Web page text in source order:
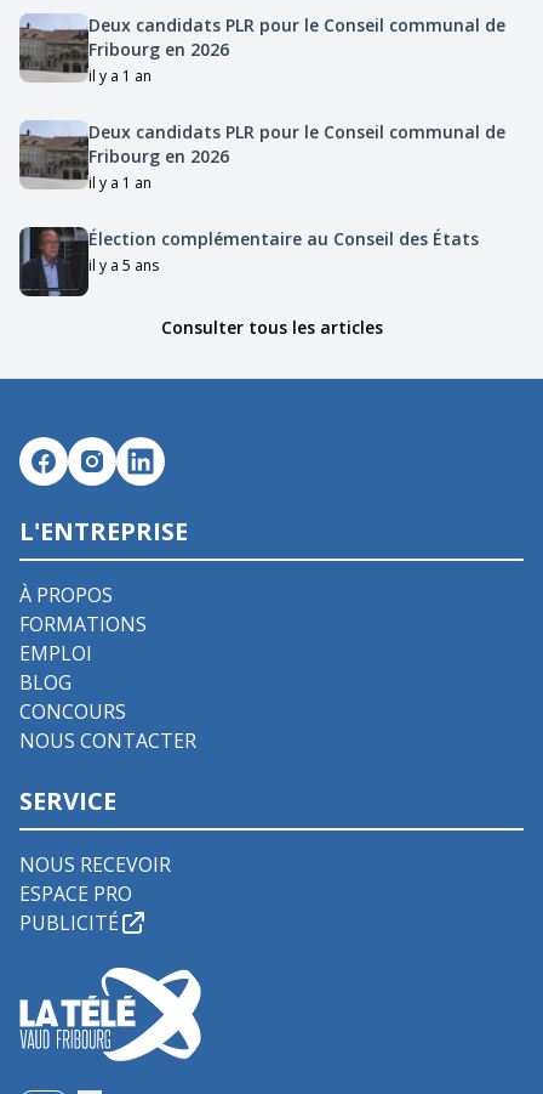
Deux candidats PLR pour le Conseil communal de
Fribourg en 2026
il y a 1 an
Deux candidats PLR pour le Conseil communal de
Fribourg en 2026
il y a 1 an
Élection complémentaire au Conseil des États
il y a 5 ans
Consulter tous les articles
L'ENTREPRISE
À PROPOS
FORMATIONS
EMPLOI
BLOG
CONCOURS
NOUS CONTACTER
SERVICE
NOUS RECEVOIR
ESPACE PRO
PUBLICITÉ